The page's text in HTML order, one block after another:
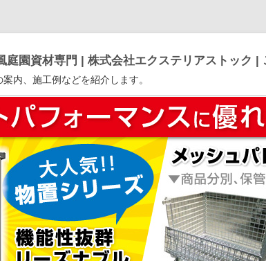
庭園資材専門 | 株式会社エクステリアストック |
内、施工例などを紹介します。